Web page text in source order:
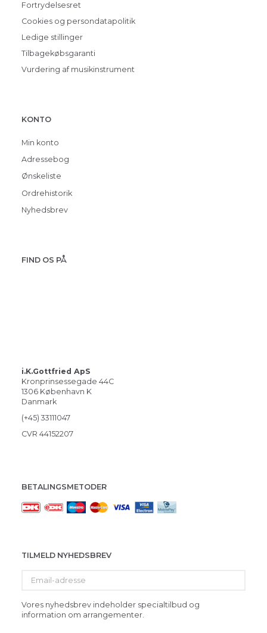
Fortrydelsesret
Cookies og persondatapolitik
Ledige stillinger
Tilbagekøbsgaranti
Vurdering af musikinstrument
KONTO
Min konto
Adressebog
Ønskeliste
Ordrehistorik
Nyhedsbrev
FIND OS PÅ
i.K.Gottfried ApS
Kronprinsessegade 44C
1306 København K
Danmark
(+45) 33111047
CVR 44152207
BETALINGSMETODER
TILMELD NYHEDSBREV
adresse
Vores nyhedsbrev indeholder specialtilbud og
information om arrangementer.